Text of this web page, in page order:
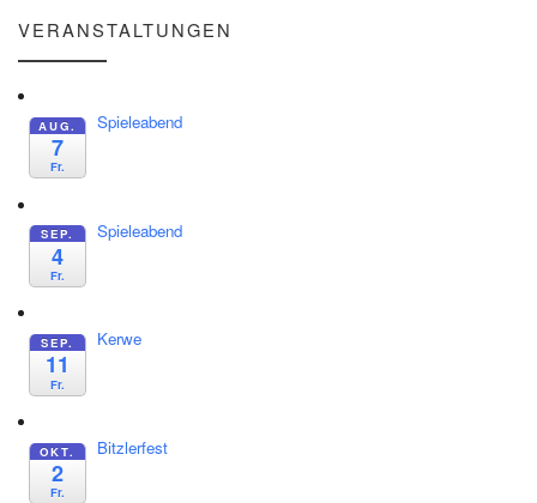
VERANSTALTUNGEN
AUG.
7
Fr.
Spieleabend
SEP.
4
Fr.
Spieleabend
SEP.
11
Fr.
Kerwe
OKT.
2
Fr.
Bitzlerfest